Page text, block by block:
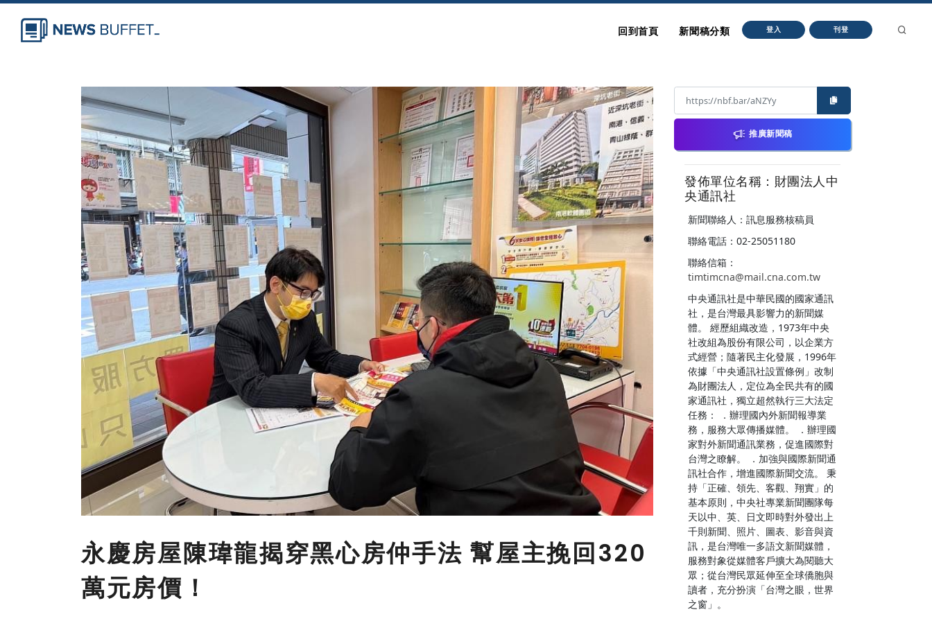
回到首頁 新聞稿分類 登入 刊登
永慶房屋陳瑋龍揭穿黑心房仲手法 幫屋主挽回320
萬元房價！
推廣新聞稿
發佈單位名稱：財團法人中
央通訊社
新聞聯絡人：訊息服務核稿員
聯絡電話：02-25051180
聯絡信箱：
timtimcna@mail.cna.com.tw
中央通訊社是中華民國的國家通訊
社，是台灣最具影響力的新聞媒
體。 經歷組織改造，1973年中央
社改組為股份有限公司，以企業方
式經營；隨著民主化發展，1996年
依據「中央通訊社設置條例」改制
為財團法人，定位為全民共有的國
家通訊社，獨立超然執行三大法定
任務： ．辦理國內外新聞報導業
務，服務大眾傳播媒體。 ．辦理國
家對外新聞通訊業務，促進國際對
台灣之瞭解。 ．加強與國際新聞通
訊社合作，增進國際新聞交流。 秉
持「正確、領先、客觀、翔實」的
基本原則，中央社專業新聞團隊每
天以中、英、日文即時對外發出上
千則新聞、照片、圖表、影音與資
訊，是台灣唯一多語文新聞媒體，
服務對象從媒體客戶擴大為閱聽大
眾；從台灣民眾延伸至全球僑胞與
讀者，充分扮演「台灣之眼，世界
之窗」。